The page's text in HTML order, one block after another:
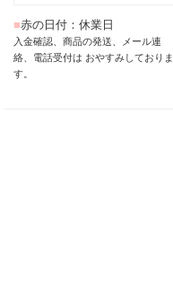
■赤の日付：休業日
入金確認、商品の発送、メール連
絡、電話受付は おやすみしておりま
す。